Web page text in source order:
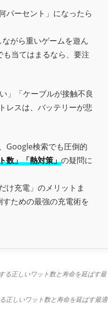
パーセント」になったら
がら重いゲームを遊ん
当てはまるなら、要注
」「ケーブルが接触不良
レスは、バッテリーが悲
Google検索でも圧倒的
数」「熱対策」の疑問に
け充電」のメリットま
ための最強の充電術を
正しいワット数と寿命を延ばす最適